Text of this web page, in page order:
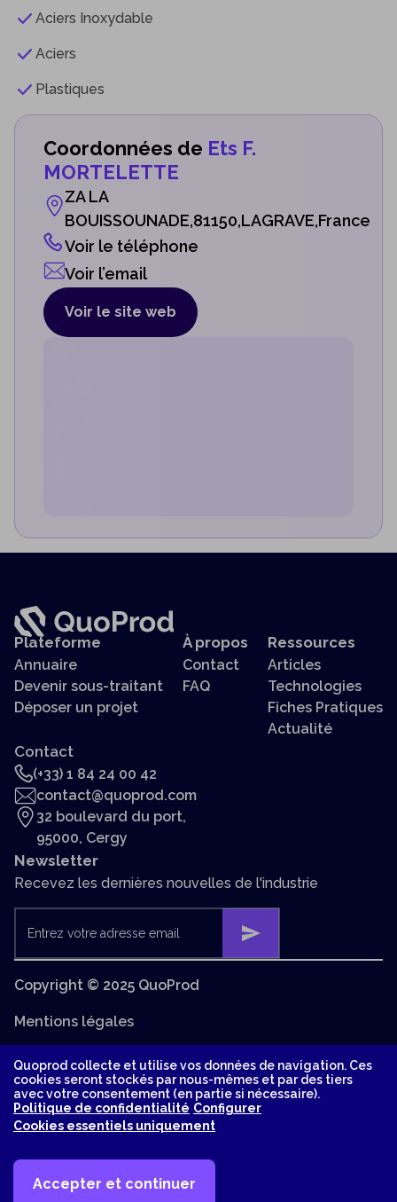
Aciers Inoxydable
Aciers
Plastiques
Coordonnées de Ets F.
MORTELETTE
ZA LA
BOUISSOUNADE,81150,LAGRAVE,France
Voir le téléphone
Voir l’email
Voir le site web
Plateforme
Annuaire
Devenir sous-traitant
Déposer un projet
À propos
Contact
FAQ
Ressources
Articles
Technologies
Fiches Pratiques
Actualité
Contact
(+33) 1 84 24 00 42
contact@quoprod.com
32 boulevard du port,
95000, Cergy
Newsletter
Recevez les dernières nouvelles de l'industrie
Entrez votre adresse email
Copyright © 2025 QuoProd
Mentions légales
Conditions générales d'utilisation et de vente
Politique de confidentialité
Quoprod collecte et utilise vos données de navigation. Ces
cookies seront stockés par nous-mêmes et par des tiers
avec votre consentement (en partie si nécessaire).
Politique de confidentialité Configurer
Cookies essentiels uniquement
Accepter et continuer